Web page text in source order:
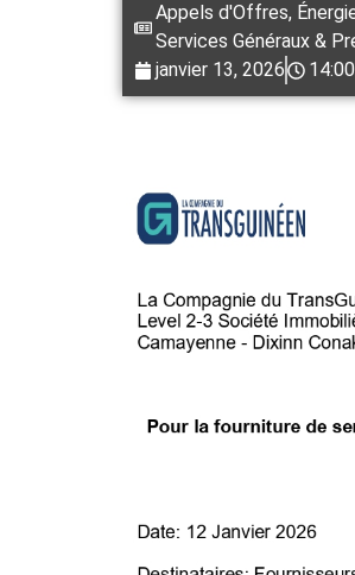
Appels d'Offres,
Services Généraux &
janvier 13, 2026
14:00